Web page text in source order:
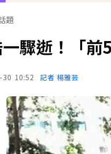
題
驟逝！「前
30 10:52 記者 楊雅芸